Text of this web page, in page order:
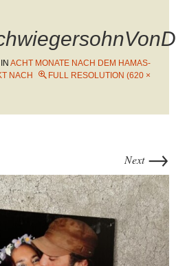
IN ACHT MONATE NACH DEM HAMAS-
NACH
FULL RESOLUTION (620 ×
Next →